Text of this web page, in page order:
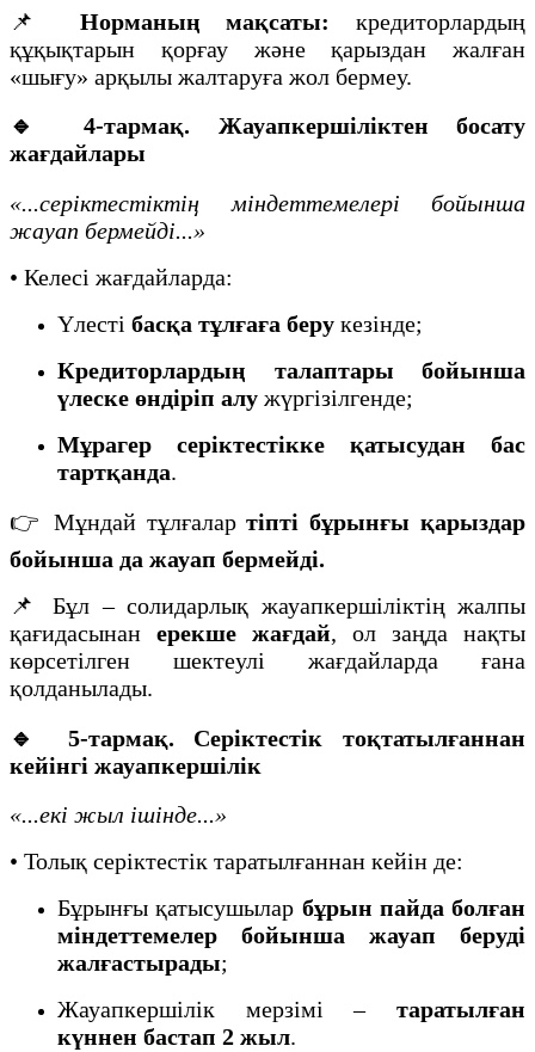
📌 Норманың мақсаты:
кредиторлардың
құқықтарын қорғау және қарыздан жалған
«шығу» арқылы жалтаруға жол бермеу.
🔹 4-тармақ. Жауапкершіліктен босату
жағдайлары
«...серіктестіктің міндеттемелері бойынша
жауап бермейді...»
• Келесі жағдайларда:
Үлесті басқа тұлғаға беру кезінде;
Кредиторлардың талаптары бойынша
үлеске өндіріп алу жүргізілгенде;
Мұрагер серіктестікке қатысудан бас
тартқанда.
👉 Мұндай тұлғалартіпті бұрынғы қарыздар
бойынша да жауап бермейді.
📌 Бұл – солидарлық жауапкершіліктің жалпы
қағидасынан ерекше жағдай, ол заңда нақты
көрсетілген шектеулі жағдайларда ғана
қолданылады.
🔹 5-тармақ. Серіктестік тоқтатылғаннан
кейінгі жауапкершілік
«...екі жыл ішінде...»
• Толық серіктестік таратылғаннан кейін де:
Бұрынғы қатысушылар бұрын пайда болған
міндеттемелер бойынша жауап беруді
жалғастырады;
Жауапкершілік мерзімі – таратылған
күннен бастап 2 жыл.